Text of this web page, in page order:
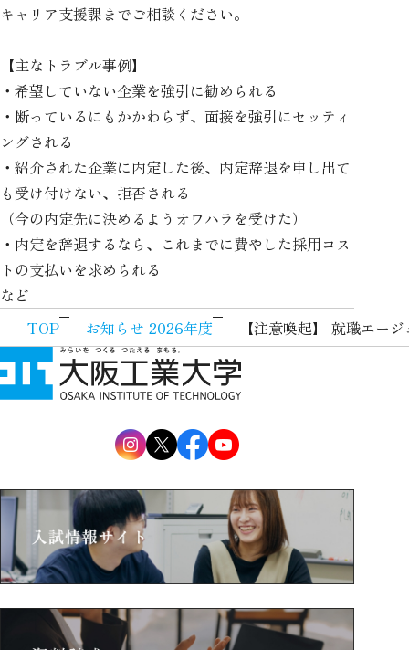
キャリア支援課までご相談ください。
【主なトラブル事例】
・希望していない企業を強引に勧められる
・断っているにもかかわらず、面接を強引にセッティ
ングされる
・紹介された企業に内定した後、内定辞退を申し出て
も受け付けない、拒否される
（今の内定先に決めるようオワハラを受けた）
・内定を辞退するなら、これまでに費やした採用コス
トの支払いを求められる
など
TOP
お知らせ 2026年度 【注意喚起】 就職エー